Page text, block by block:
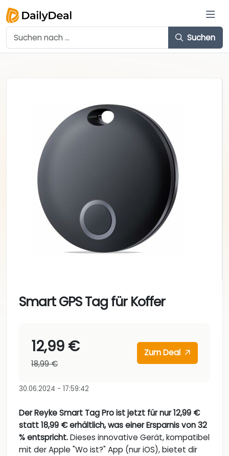
Suchen
Smart GPS Tag für Koffer
12,99 €
18,99 €
Zum Deal
30.06.2024 - 17:59:42
Der Reyke Smart Tag Pro ist jetzt für nur 12,99 €
statt 18,99 € erhältlich, was einer Ersparnis von 32
% entspricht.Dieses innovative Gerät, kompatibel
mit der Apple "Wo ist?" App (nur iOS), bietet dir